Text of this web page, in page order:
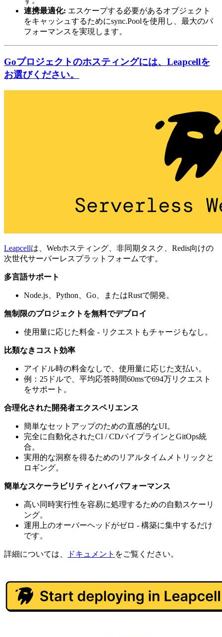
連携最適化: エスケープする必要があるオブジェクト
をキャッシュするためにsync.Poolを使用し、最大のパ
フォーマンスを実現します。
Goプロジェクトのホスティングには、Leapcellを
お選びください。
Leapcellは、Webホスティング、非同期タスク、Redis向けの
次世代サーバーレスプラットフォームです。
多言語サポート
Node.js、Python、Go、またはRustで開発。
無制限のプロジェクトを無料でデプロイ
使用量に応じた料金 - リクエストもチャージもなし。
比類なきコスト効率
アイドル時の料金なしで、使用量に応じた支払い。
例：25ドルで、平均応答時間60msで694万リクエスト
をサポート。
合理化された開発者エクスペリエンス
簡単なセットアップのための直感的なUI。
完全に自動化されたCI / CDパイプラインとGitOps統
合。
実用的な洞察を得るためのリアルタイムメトリックと
ロギング。
簡単なスケーラビリティとハイパフォーマンス
高い同時実行性を容易に処理するための自動スケーリ
ング。
運用上のオーバーヘッドがゼロ - 構築に集中するだけ
です。
詳細については、 ドキュメント をご覧ください。